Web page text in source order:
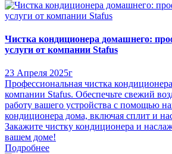
Чистка кондиционера домашнего:
услуги от компании Stafus
23 Апреля 2025г
Профессиональная чистка
компании Stafus. Обеспечьте свежий
работу вашего устройства с помощью
кондиционера дома, включая сплит и
Закажите чистку кондиционера и
вашем доме!
Подробнее